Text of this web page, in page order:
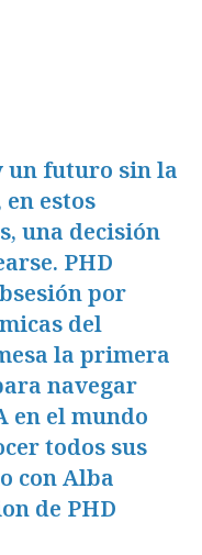
un futuro sin la
estos
una decisión
PHD
por
del
la primera
navegar
en el mundo
todos sus
con Alba
de PHD